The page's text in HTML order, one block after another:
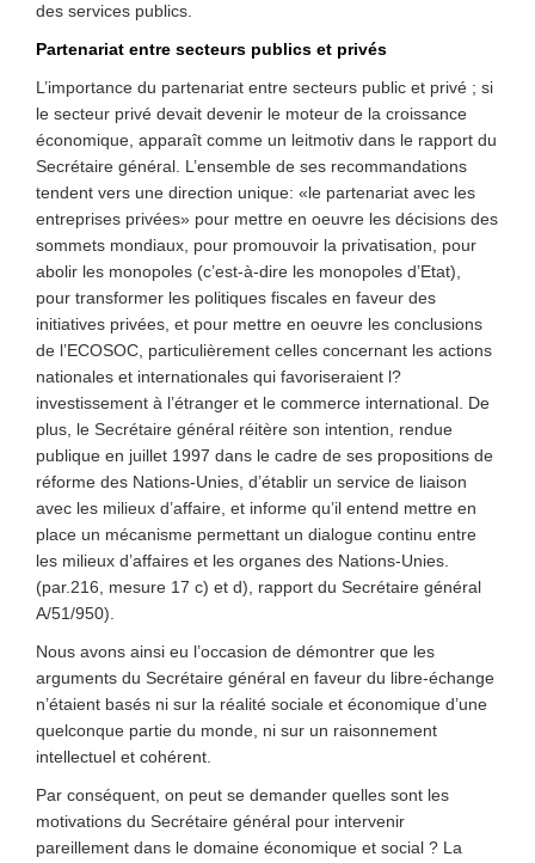
des services publics.
Partenariat entre secteurs publics et privés
L’importance du partenariat entre secteurs public et privé ; si
le secteur privé devait devenir le moteur de la croissance
économique, apparaît comme un leitmotiv dans le rapport du
Secrétaire général. L’ensemble de ses recommandations
tendent vers une direction unique: «le partenariat avec les
entreprises privées» pour mettre en oeuvre les décisions des
sommets mondiaux, pour promouvoir la privatisation, pour
abolir les monopoles (c’est-à-dire les monopoles d’Etat),
pour transformer les politiques fiscales en faveur des
initiatives privées, et pour mettre en oeuvre les conclusions
de l’ECOSOC, particulièrement celles concernant les actions
nationales et internationales qui favoriseraient l?
investissement à l’étranger et le commerce international. De
plus, le Secrétaire général réitère son intention, rendue
publique en juillet 1997 dans le cadre de ses propositions de
réforme des Nations-Unies, d’établir un service de liaison
avec les milieux d’affaire, et informe qu’il entend mettre en
place un mécanisme permettant un dialogue continu entre
les milieux d’affaires et les organes des Nations-Unies.
(par.216, mesure 17 c) et d), rapport du Secrétaire général
A/51/950).
Nous avons ainsi eu l’occasion de démontrer que les
arguments du Secrétaire général en faveur du libre-échange
n’étaient basés ni sur la réalité sociale et économique d’une
quelconque partie du monde, ni sur un raisonnement
intellectuel et cohérent.
Par conséquent, on peut se demander quelles sont les
motivations du Secrétaire général pour intervenir
pareillement dans le domaine économique et social ? La